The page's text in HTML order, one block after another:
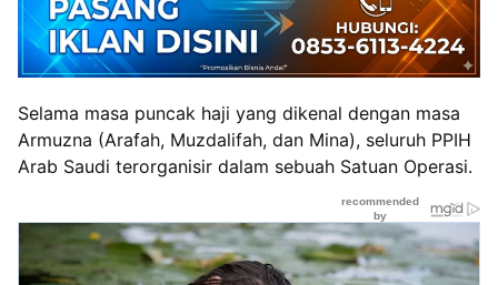
Selama masa puncak haji yang dikenal dengan masa
Armuzna (Arafah, Muzdalifah, dan Mina), seluruh PPIH
Arab Saudi terorganisir dalam sebuah Satuan Operasi.